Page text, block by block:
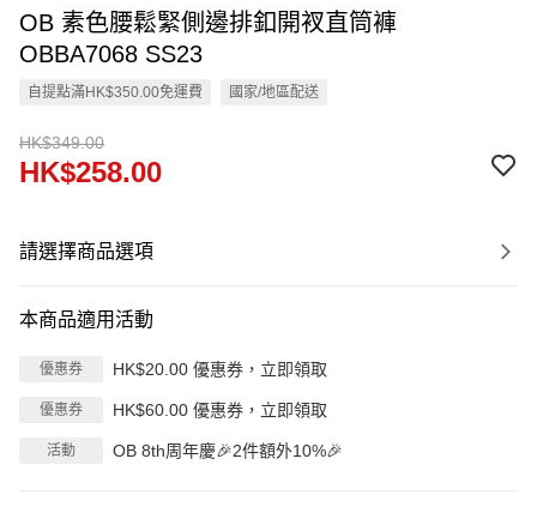
OB 素色腰鬆緊側邊排釦開衩直筒褲
OBBA7068 SS23
自提點滿HK$350.00免運費 國家/地區配送
HK$349.00
HK$258.00
請選擇商品選項
本商品適用活動
優惠券 HK$20.00 優惠券，立即領取
優惠券 HK$60.00 優惠券，立即領取
活動 OB 8th周年慶🎉2件額外10%🎉